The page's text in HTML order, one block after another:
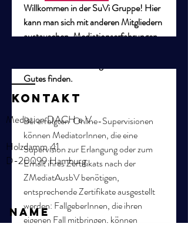
Willkommen in der SuVi Gruppe! Hier
kann man sich mit anderen Mitgliedern
austauschen, Mediationserfahrungen
Gutes finden.
Bei erfolgten  Online-Supervisionen
können MediatorInnen, die eine
Supervision zur Erlangung oder zum
Erhalt ihres Zertifikats nach der
ZMediatAusbV benötigen,
entsprechende Zertifikate ausgestellt
werden: FallgeberInnen, die ihren
eigenen Fall mitbringen, können
KOntakt
Mediation DACH e.V.
Holzdamm 41
D-20099 Hamburg
Name